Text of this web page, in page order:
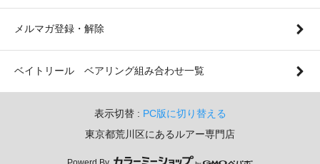
メルマガ登録・解除
ベイトリール ベアリング組み合わせ一覧
表示切替 : PC版に切り替える
東京都荒川区にあるルアー専門店